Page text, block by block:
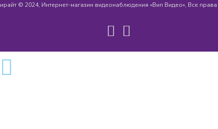
© 2024, Интернет-магазин видеонаблюдения «Вип Видео», Все